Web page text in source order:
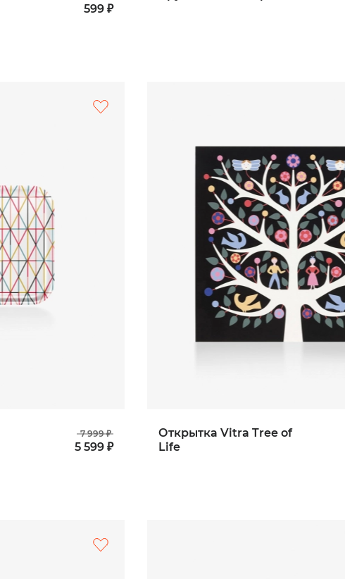
599 ₽
7 999 ₽
5 599 ₽
Открытка Vitra Tree of
Life